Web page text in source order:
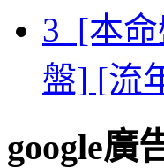
3 [本命
盤] [流
google廣